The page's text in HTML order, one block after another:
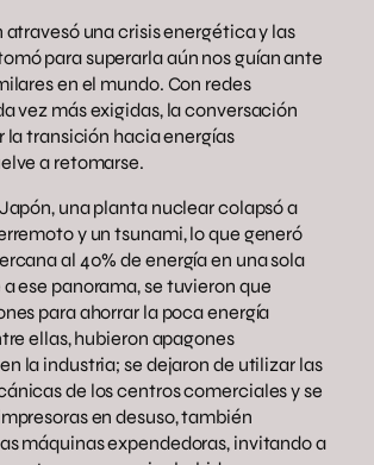
atravesó una crisis energética y las
para superarla aún nos guían ante
en el mundo. Con redes
vez más exigidas, la conversación
la transición hacia energías
a retomarse.
una planta nuclear colapsó a
y un tsunami, lo que generó
al 40% de energía en una sola
ese panorama, se tuvieron que
para ahorrar la poca energía
ellas, hubieron apagones
la industria; se dejaron de utilizar las
de los centros comerciales y se
en desuso, también
máquinas expendedoras, invitando a